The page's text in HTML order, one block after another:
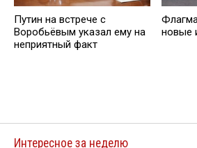
Путин на встрече с
Воробьёвым указал ему на
неприятный факт
новые
Интересное за неделю